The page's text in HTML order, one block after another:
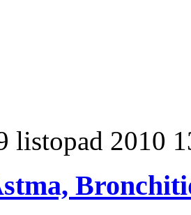
listopad 2010